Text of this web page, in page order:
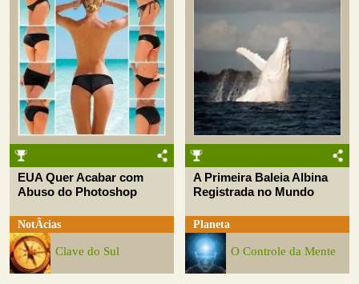
EUA Quer Acabar com
Abuso do Photoshop
NotÃ­cias
Clave do Sul
A Primeira Baleia Albina
Registrada no Mundo
Planeta
O Controle da Mente